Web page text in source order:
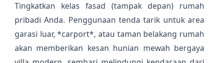
Tingkatkan kelas fasad (tampak depan) rumah
pribadi Anda. Penggunaan tenda tarik untuk area
garasi luar, *carport*, atau taman belakang rumah
akan memberikan kesan hunian mewah bergaya